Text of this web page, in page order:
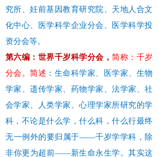
究所、妊前基因教育研究院、天地人合文
化中心、医学科学企业分会、医学科学投
资分会等。
第六编：世界千岁科学分会，简称：千岁
分会。简述 ：生命科学家、医学家、生物
学家、遗传学家、药物学家、法学家、社
会学家、人类学家、心理学家所研究的学
科，不论是什么学，什么科，什么行最终
无一例外的要归属于——千岁学学科，除
非你更为超前——新生命永生学。其实这